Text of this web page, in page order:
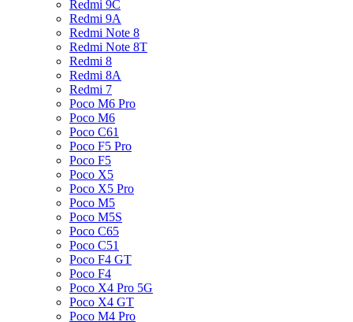
Redmi 9C
Redmi 9A
Redmi Note 8
Redmi Note 8T
Redmi 8
Redmi 8A
Redmi 7
Poco M6 Pro
Poco M6
Poco C61
Poco F5 Pro
Poco F5
Poco X5
Poco X5 Pro
Poco M5
Poco M5S
Poco C65
Poco C51
Poco F4 GT
Poco F4
Poco X4 Pro 5G
Poco X4 GT
Poco M4 Pro